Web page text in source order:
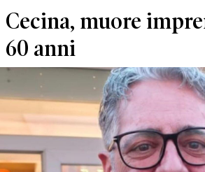
Cecina, muore
60 anni